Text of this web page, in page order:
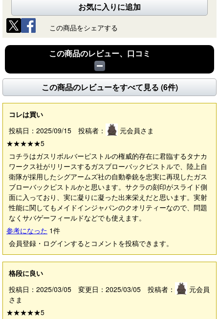
お気に入りに追加
この商品をシェアする
この商品のレビュー、口コミ
この商品のレビューをすべて見る (6件)
コレは買い
投稿日：2025/09/15 投稿者：
元会員さま
★★★★★5
コチラはガスリボルバーピストルの権威的存在に君臨するタナカ
ワークス社がリリースするガスブローバックピストルで、陸上自
衛隊が採用したシグアームズ社の自動拳銃を忠実に再現したガス
ブローバックピストルかと思います。サクラの刻印がスライド側
面に入っており、実に凝りに凝った出来栄えだと思います。実射
性能に関してもメイドインジャパンのクオリティーなので、問題
なくサバゲーフィールドなどでも使えます。
参考になった 1件
会員登録・ログインするとコメントを投稿できます。
格段に良い
投稿日：2025/03/05 変更日：2025/03/05 投稿者：
元会員
さま
★★★★★5